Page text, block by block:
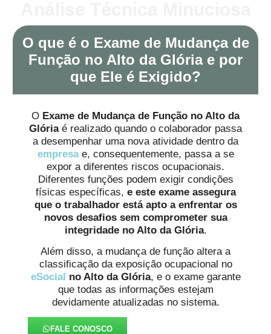
O que é o Exame de Mudança de
Função no Alto da Glória e por
que Ele é Exigido?
O Exame de Mudança de Função no Alto da
Glóriaé realizado quando o colaborador passa
a desempenhar uma nova atividade dentro da
empresa e, consequentemente, passa a se
expor a diferentes riscos ocupacionais.
Diferentes funções podem exigir condições
físicas específicas, e este exame assegura
que o trabalhador está apto a enfrentar os
novos desafios sem comprometer sua
integridade no Alto da Glória.
Além disso, a mudança de função altera a
classificação da exposição ocupacional no
eSocial no Alto da Glória, e o exame garante
que todas as informações estejam
devidamente atualizadas no sistema.
FALE CONOSCO